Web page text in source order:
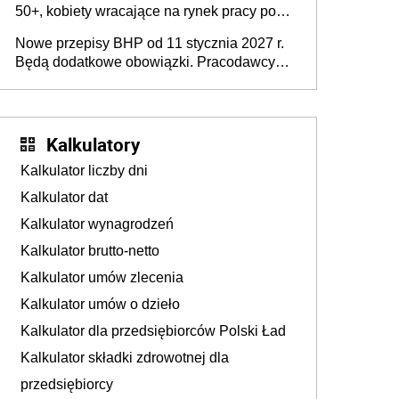
50+, kobiety wracające na rynek pracy po
osoby neuroatypowe. Powstanie Fundusz
na rzecz Inkluzywności w Zatrudnianiu?
Nowe przepisy BHP od 11 stycznia 2027 r.
Będą dodatkowe obowiązki. Pracodawcy
Kalkulatory
Kalkulator liczby dni
Kalkulator dat
Kalkulator wynagrodzeń
Kalkulator brutto-netto
Kalkulator umów zlecenia
Kalkulator umów o dzieło
Kalkulator dla przedsiębiorców Polski Ład
Kalkulator składki zdrowotnej dla
przedsiębiorcy